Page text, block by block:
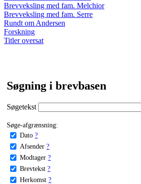
Brevveksling med fam. Melchior
Brevveksling med fam. Serre
Rundt om Andersen
Forskning
Titler oversat
Søgning i brevbasen
Søgetekst
Søge-afgrænsning:
Dato ?
Afsender ?
Modtager ?
Brevtekst ?
Herkomst ?